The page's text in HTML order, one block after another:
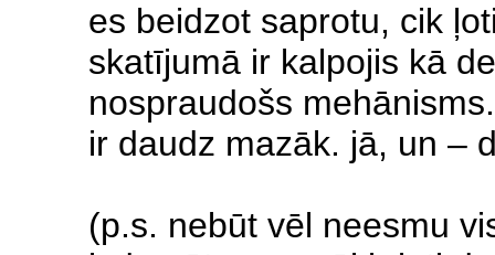
es beidzot saprotu, cik
skatījumā ir kalpojis kā
nospraudošs
ir daudz mazāk. jā, un –
(p.s. nebūt vēl neesmu